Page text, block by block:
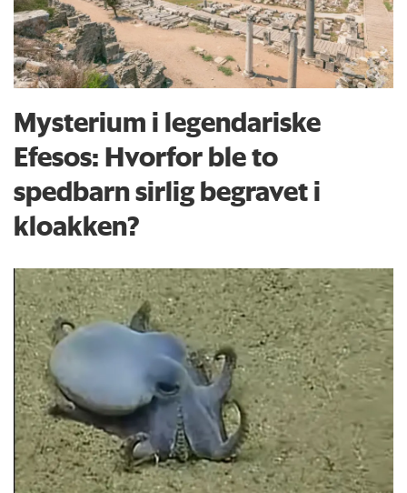
Mysterium i legendariske
Efesos: Hvorfor ble to
spedbarn sirlig begravet i
kloakken?